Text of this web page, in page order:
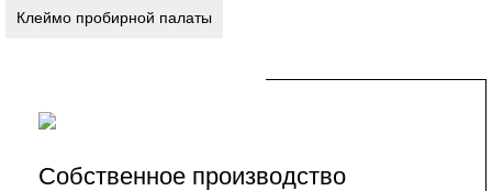
Клеймо пробирной палаты
Собственное производство